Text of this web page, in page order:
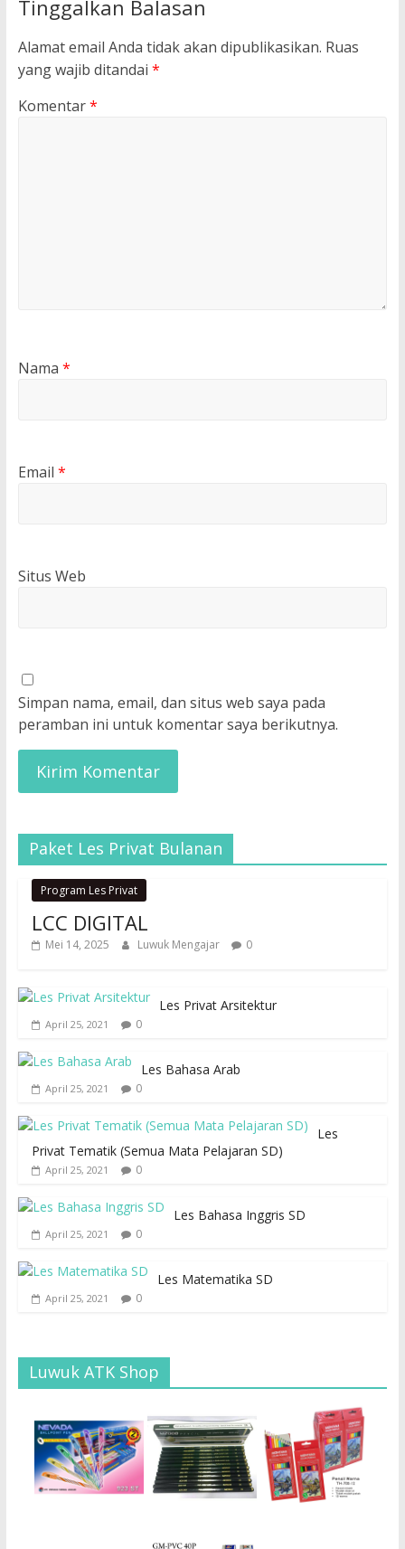
Tinggalkan Balasan
Alamat email Anda tidak akan dipublikasikan. Ruas
yang wajib ditandai *
Komentar*
Nama *
Email *
Situs Web
Simpan nama, email, dan situs web saya pada
peramban ini untuk komentar saya berikutnya.
Paket Les Privat Bulanan
Program Les Privat
LCC DIGITAL
Mei 14, 2025 Luwuk Mengajar 0
Les Privat Arsitektur
April 25, 2021 0
Les Bahasa Arab
April 25, 2021 0
Les
Privat Tematik (Semua Mata Pelajaran SD)
April 25, 2021 0
Les Bahasa Inggris SD
April 25, 2021 0
Les Matematika SD
April 25, 2021 0
Luwuk ATK Shop